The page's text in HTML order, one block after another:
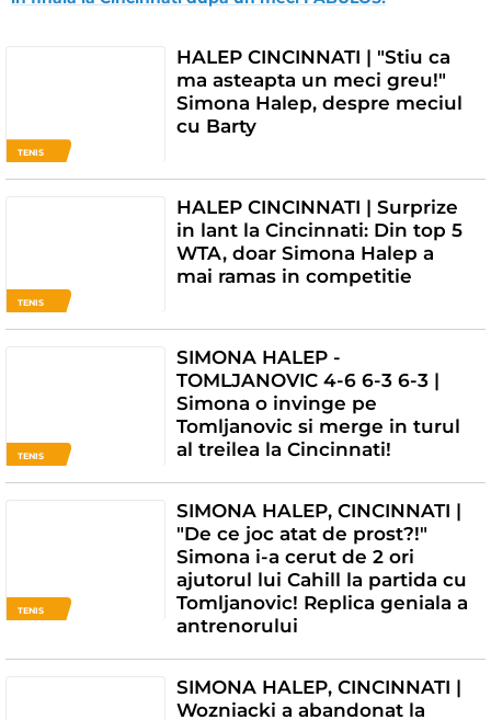
TENIS
HALEP CINCINNATI | "Stiu ca
ma asteapta un meci greu!"
Simona Halep, despre meciul
cu Barty
TENIS
HALEP CINCINNATI | Surprize
in lant la Cincinnati: Din top 5
WTA, doar Simona Halep a
mai ramas in competitie
TENIS
SIMONA HALEP -
TOMLJANOVIC 4-6 6-3 6-3 |
Simona o invinge pe
Tomljanovic si merge in turul
al treilea la Cincinnati!
TENIS
SIMONA HALEP, CINCINNATI |
"De ce joc atat de prost?!"
Simona i-a cerut de 2 ori
ajutorul lui Cahill la partida cu
Tomljanovic! Replica geniala a
antrenorului
SIMONA HALEP, CINCINNATI |
Wozniacki a abandonat la